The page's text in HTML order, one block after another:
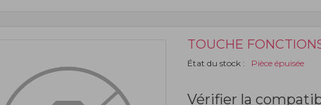
TOUCHE
État du stock : Pièce épuisée
Vérifier la